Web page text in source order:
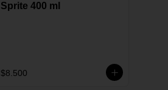
Sprite 400 ml
$8.500